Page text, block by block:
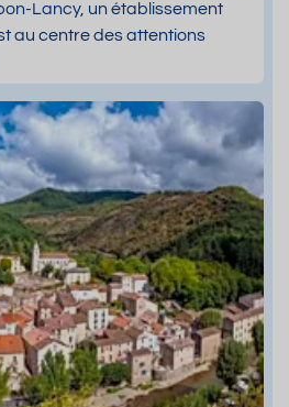
Lancy, un établissement
au centre des attentions